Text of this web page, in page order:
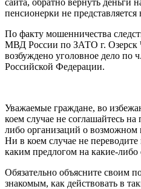
пенсионерки не
По факту мошенничества
МВД России по ЗАТО г. Озерск
возбуждено уголовное дело по
Российской Федерации.
Уважаемые граждане, во
коем случае не соглашайтесь
либо организаций о возможном
Ни в коем случае не
каким предлогом на какие-либо
Обязательно объясните своим
знакомым, как действовать в